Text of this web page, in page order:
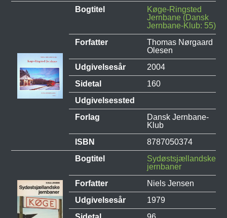
Bogtitel
Køge-Ringsted
Jernbane (Dansk
Jernbane-Klub: 55)
Forfatter
Thomas Nørgaard
Olesen
Udgivelsesår
2004
Sidetal
160
Udgivelsessted
Forlag
Dansk Jernbane-
Klub
ISBN
8787050374
Bogtitel
Sydøstsjællandske
jernbaner
Forfatter
Niels Jensen
Udgivelsesår
1979